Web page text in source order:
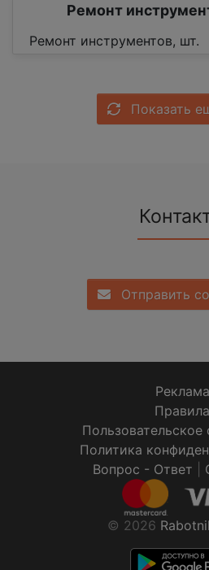
Ремонт
Ремонт инструментов, шт.
Показать
Отправить
Реклама
Правила
Пользовательское
Политика
Вопрос - Ответ
© 2026